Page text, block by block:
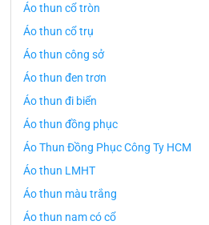
Áo thun cổ tròn
Áo thun cổ trụ
Áo thun công sở
Áo thun đen trơn
Áo thun đi biển
Áo thun đồng phục
Áo Thun Đồng Phục Công Ty HCM
Áo thun LMHT
Áo thun màu trắng
Áo thun nam có cổ